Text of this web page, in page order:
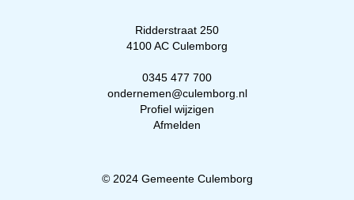
Ridderstraat 250
4100 AC Culemborg
0345 477 700
ondernemen@culemborg.nl
Profiel wijzigen
Afmelden
© 2024 Gemeente Culemborg